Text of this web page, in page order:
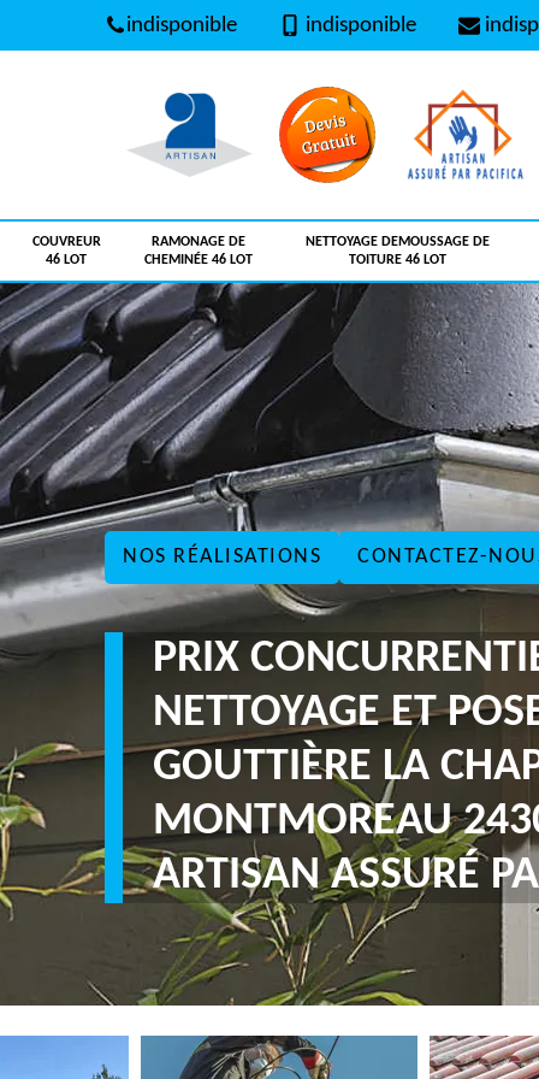
indisponible indisponible
COUVREUR
46 LOT
RAMONAGE DE
CHEMINÉE 46 LOT
NETTOYAGE DEMOUSSAGE DE
TOITURE 46 LOT
NOS RÉALISATIONS CONTACTEZ-
PRIX
NETTOYAGE ET
GOUTTIÈRE LA
MONTMOREAU
ARTISAN ASSURÉ